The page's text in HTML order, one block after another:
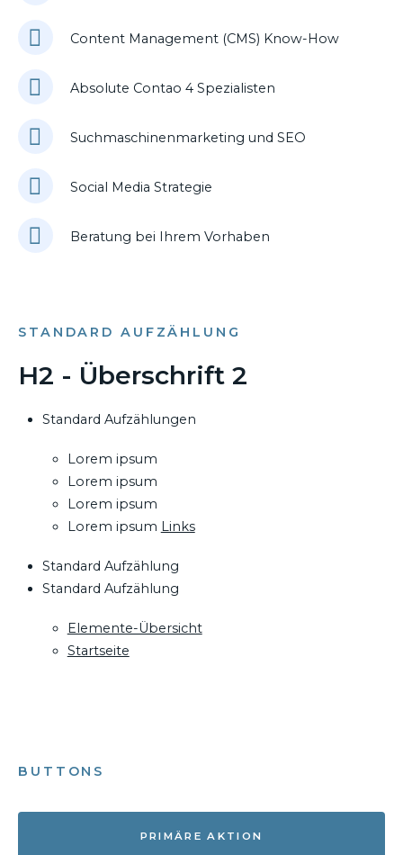
Content Management (CMS) Know-How
Absolute Contao 4 Spezialisten
Suchmaschinenmarketing und SEO
Social Media Strategie
Beratung bei Ihrem Vorhaben
STANDARD AUFZÄHLUNG
H2 - Überschrift 2
Standard Aufzählungen
Lorem ipsum
Lorem ipsum
Lorem ipsum
Lorem ipsum Links
Standard Aufzählung
Standard Aufzählung
Elemente-Übersicht
Startseite
BUTTONS
PRIMÄRE AKTION